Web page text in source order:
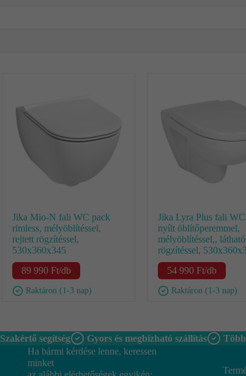
Jika Mio-N fali WC pack
rimless, mélyöblítéssel,
rejtett rögzítéssel,
530x360x345
89 990 Ft/db
Raktáron (1-3 nap)
Jika Lyra Plus fali
nyílt öblítőperemmel,
mélyöblítéssel,, látható
rögzítéssel,
54 990 Ft/db
Raktáron (1-3 nap)
Szakértő segítség Gyors és megbízható szállítás
Ha bármi kérdése lenne, keressen
minket